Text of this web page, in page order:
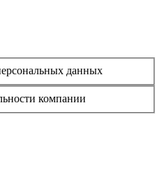
данных
компании